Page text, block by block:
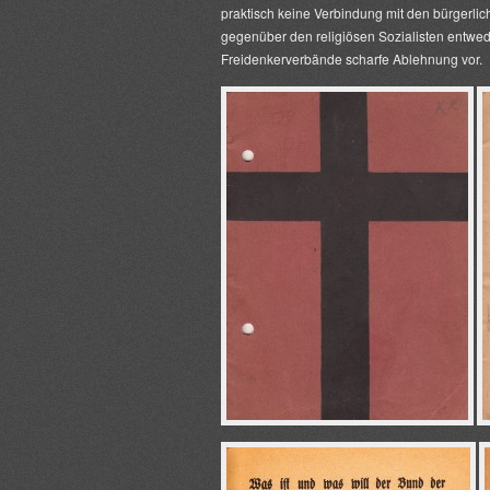
praktisch keine Verbindung mit den
gegenüber den religiösen Sozialisten
Freidenkerverbände scharfe Ablehnung vor.